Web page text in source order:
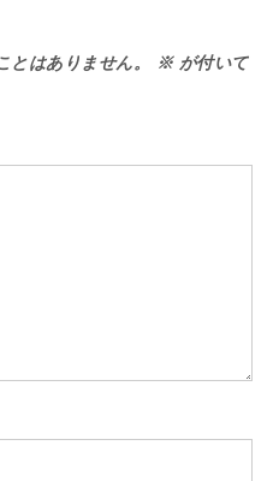
とはありません。 ※が付いて